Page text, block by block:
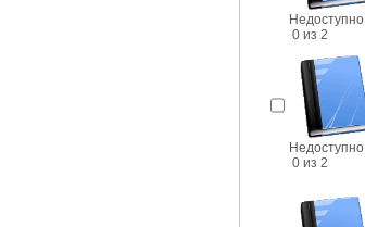
Недоступно
0 из 2
Недоступно
0 из 2